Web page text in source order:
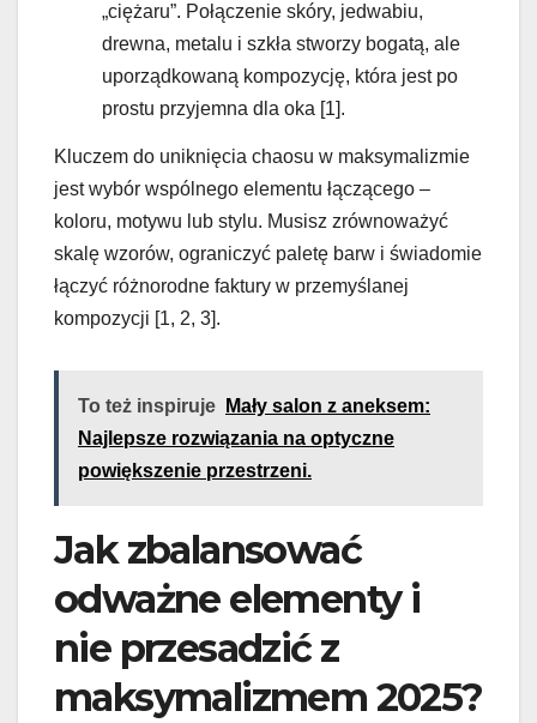
„ciężaru”. Połączenie skóry, jedwabiu,
drewna, metalu i szkła stworzy bogatą, ale
uporządkowaną kompozycję, która jest po
prostu przyjemna dla oka [1].
Kluczem do uniknięcia chaosu w maksymalizmie
jest wybór wspólnego elementu łączącego –
koloru, motywu lub stylu. Musisz zrównoważyć
skalę wzorów, ograniczyć paletę barw i świadomie
łączyć różnorodne faktury w przemyślanej
kompozycji [1, 2, 3].
To też inspiruje
Mały salon z aneksem:
Najlepsze rozwiązania na optyczne
powiększenie przestrzeni.
Jak zbalansować
odważne elementy i
nie przesadzić z
maksymalizmem 2025?